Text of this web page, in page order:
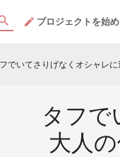
プロジェクトを始
でいてさりげなくオシャレに
タフで
大人